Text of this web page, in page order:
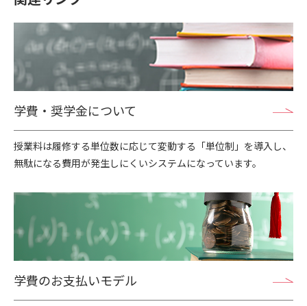
学費・奨学金について
授業料は履修する単位数に応じて変動する「単位制」を導入し、
無駄になる費用が発生しにくいシステムになっています。
学費のお支払いモデル